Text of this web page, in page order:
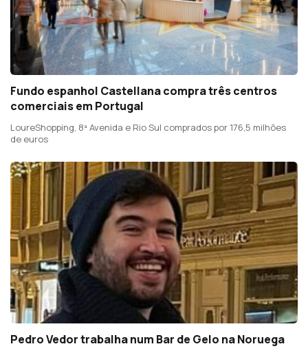
Fundo espanhol Castellana compra três centros
comerciais em Portugal
LoureShopping, 8ª Avenida e Rio Sul comprados por 176,5 milhões
de euros
Pedro Vedor trabalha num Bar de Gelo na Noruega